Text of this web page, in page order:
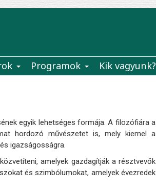
Programok Kik vagyunk?
egyik lehetséges formája. A filozófiára a
hordozó művészetet is, mely kiemel a
igazságosságra.
amelyek gazdagítják a résztvevők
és szimbólumokat, amelyek évezredek